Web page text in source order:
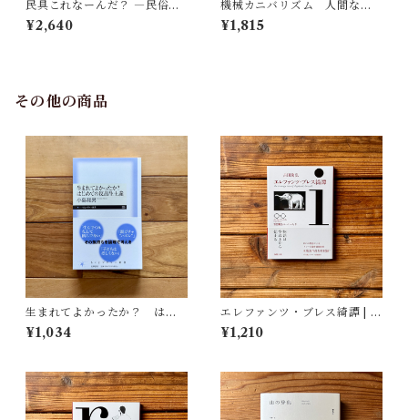
民具これなーんだ？ ―民俗学
者・宮本常一が美術大学に遺
した民具コレクション | 加藤幸
¥2,640
機械カニバリズム 人間なき
あとの人類学へ｜久保 明教
¥1,815
その他の商品
生まれてよかったか？ はじ
めての反出生主義 | 小島 和男
¥1,034
エレファンツ・ブレス綺譚 | 吉
田 篤弘
¥1,210